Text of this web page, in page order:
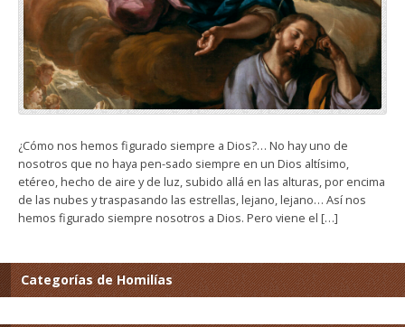
¿Cómo nos hemos figurado siempre a Dios?… No hay uno de
nosotros que no haya pen-sado siempre en un Dios altísimo,
etéreo, hecho de aire y de luz, subido allá en las alturas, por encima
de las nubes y traspasando las estrellas, lejano, lejano… Así nos
hemos figurado siempre nosotros a Dios. Pero viene el […]
Categorías de Homilías